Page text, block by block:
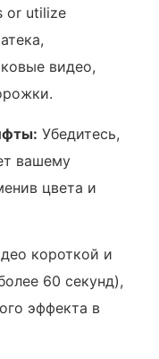
or utilize
видео,
Убедитесь,
вашему
цвета и
короткой и
60 секунд),
эффекта в